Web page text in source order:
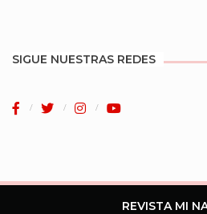
SIGUE NUESTRAS REDES
REVISTA MI